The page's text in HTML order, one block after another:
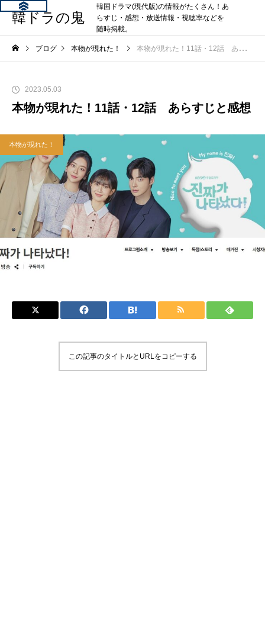
韓ドラの鬼
韓国ドラマ(現代版)の情報がたくさん！あ
らすじ・感想・放送情報・視聴率などを
随時掲載。
ブログ 本物が現れた！ 本物が現れた！11話・12話 あらすじと感想
2023.05.03
本物が現れた！11話・12話 あらすじと感想
本物が現れた！
この記事のタイトルとURLをコピーする